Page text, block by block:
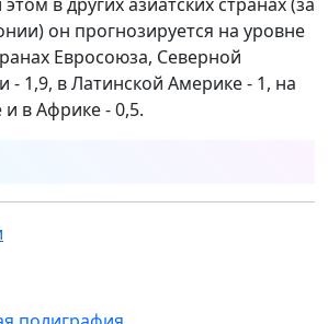
в других азиатских странах (за
он прогнозируется на уровне
Евросоюза, Северной
- 1,9, в Латинской Америке - 1, на
в Африке - 0,5.